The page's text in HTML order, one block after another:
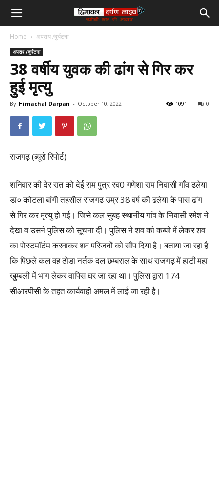
हिमाचल
लाइव
टीवी
Home अपराध /दुर्घटना
अपराध /दुर्घटना
38 वर्षीय युवक की ढांग से गिर कर
हुई मृत्यु
By Himachal Darpan - October 10, 2022 0
1091
राजगढ़ (ब्यूरो रिपोर्ट)
शनिवार की देर रात को देई राम पुत्र स्व0 गणेशा राम निवासी गाँव ढलेया
डा० कोटला बांगी तहसील राजगढ उम्र 38 वर्ष की ढलेया के पास ढांग
से गिर कर मृत्यु हो गई। जिसे कल सुबह स्थानीय गांव के निवासी रमेश ने
देखा व उसने पुलिस को सूचना दी। पुलिस ने शव को कब्जे में लेकर शव
का पोस्टमॉर्टम करवाकर शव परिजनों को सौंप दिया है। बताया जा रहा है
कि पिछले कल वह ठोडा नर्तक दल छम्बराल के साथ राजगढ़ में हाटी महा
खुम्बली में भाग लेकर वापिस घर जा रहा था। पुलिस द्वारा 174
सीआरपीसी के तहत कार्यवाही अमल में लाई जा रही है।